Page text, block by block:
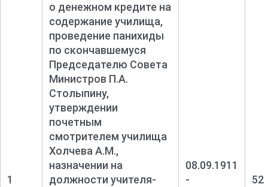
1
о денежном кредите на
содержание училища,
проведение панихиды
по скончавшемуся
Председателю Совета
Министров П.А.
Столыпину,
утверждении
почетным
смотрителем училища
Холчева А.М.,
назначении на
должности учителя-
08.09.1911
-
52